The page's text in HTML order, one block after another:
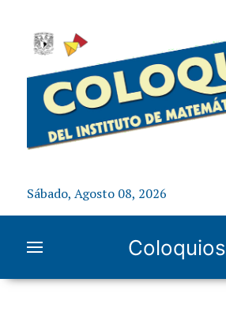
Sábado, Agosto 08, 2026
Coloquios